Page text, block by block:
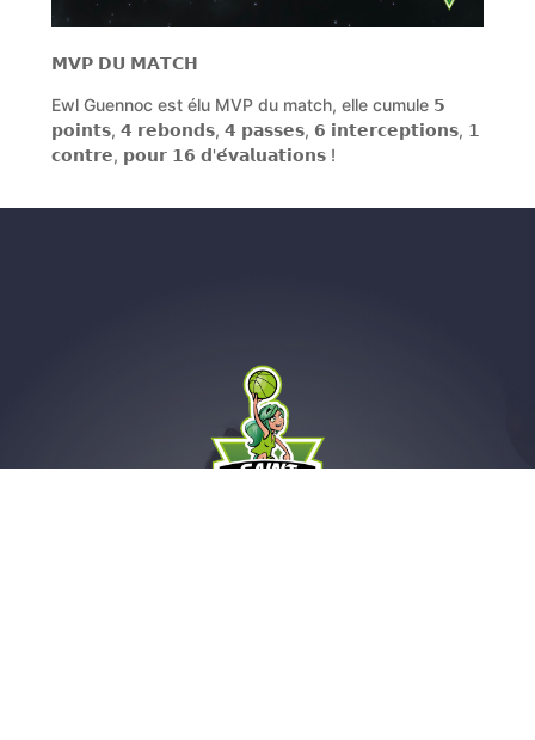
𝗠𝗩𝗣 𝗗𝗨 𝗠𝗔𝗧𝗖𝗛
Ewl Guennoc est élu MVP du match, elle cumule 𝟱
𝗽𝗼𝗶𝗻𝘁𝘀, 𝟰 𝗿𝗲𝗯𝗼𝗻𝗱𝘀, 𝟰 𝗽𝗮𝘀𝘀𝗲𝘀, 𝟲 𝗶𝗻𝘁𝗲𝗿𝗰𝗲𝗽𝘁𝗶𝗼𝗻𝘀, 𝟭
𝗰𝗼𝗻𝘁𝗿𝗲, 𝗽𝗼𝘂𝗿 𝟭𝟲 𝗱'𝗲́𝘃𝗮𝗹𝘂𝗮𝘁𝗶𝗼𝗻𝘀 !